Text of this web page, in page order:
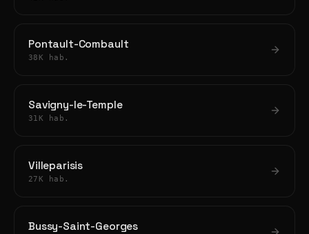
Pontault-Combault
38K hab.
Savigny-le-Temple
31K hab.
Villeparisis
27K hab.
Bussy-Saint-Georges